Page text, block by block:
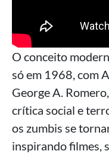
O conceito
só em 1968, com
George A.
crítica social e
os zumbis se
inspirando filmes,